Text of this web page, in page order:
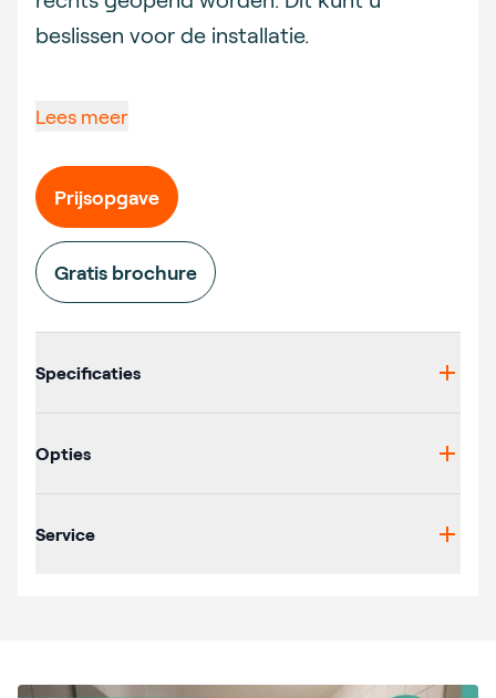
beslissen voor de installatie.
Lees meer
Prijsopgave
Gratis brochure
Specificaties
Opties
Service